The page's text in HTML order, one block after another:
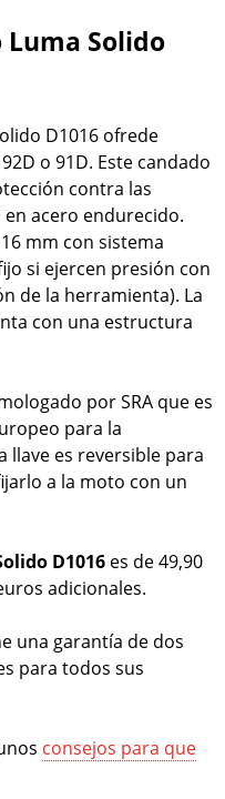
Solido
D1016 ofrede
o 91D. Este candado
contra las
acero endurecido.
mm con sistema
si ejercen presión con
de la herramienta). La
con una estructura
por SRA que es
para la
llave es reversible para
a la moto con un
D1016 es de 49,90
adicionales.
una garantía de dos
para todos sus
consejos para que